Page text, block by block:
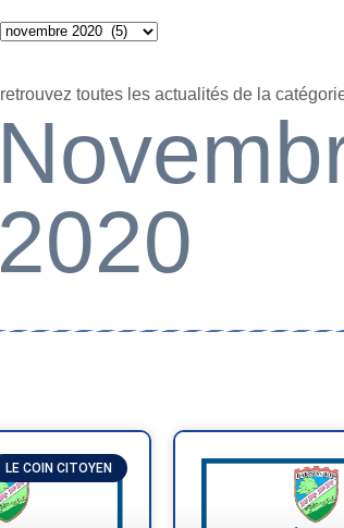
retrouvez toutes les actualités de la
2020
LE COIN CITOYEN